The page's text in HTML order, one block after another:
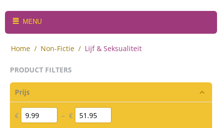
MENU
Home / Non-Fictie / Lijf & Seksualiteit
PRODUCT FILTERS
Prijs
€ – €